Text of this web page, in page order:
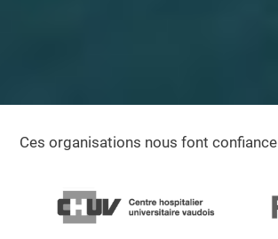
Ces organisations nous font confiance